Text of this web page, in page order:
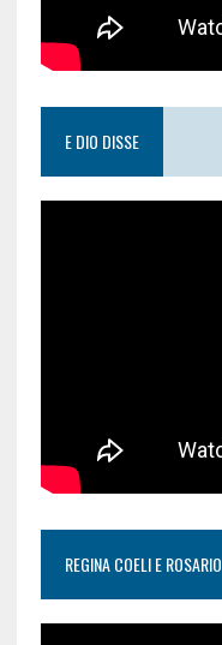
E DIO DISSE
REGINA COELI E ROSARIO